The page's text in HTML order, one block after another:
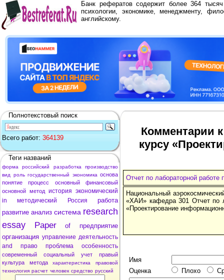
Банк рефератов содержит более 364
психологии, экономике, менеджменту,
английскому.
Полнотекстовый поиск
Всего работ: 364139
Теги названий
форма российский разработка
производство
вид
роль государственный экономика основа
понятие
процесс основный
финансовый
основной метод история экономический
in
методический Россия
работа
развитие анализ система research
essay
Paper of
предприятие
организация управление деятельность
and
право проблема особенность
современный социальный учет
правый
культура
метода характеристика
правовой
технология расчет человек средство русский
Комментарии
курсу
Отчет по лабораторной
Национальный
«ХАИ» кафедра 301 Отчет по
«Проектирование
Имя
Оценка
Плохо